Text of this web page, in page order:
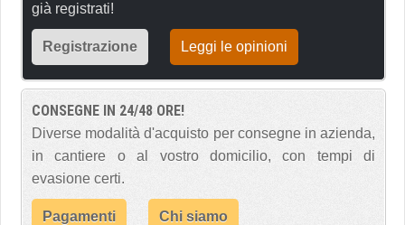
già registrati!
Registrazione Leggi le opinioni
CONSEGNE IN 24/48 ORE!
Diverse modalità d'acquisto per consegne in azienda,
in cantiere o al vostro domicilio, con tempi di
evasione certi.
Pagamenti Chi siamo